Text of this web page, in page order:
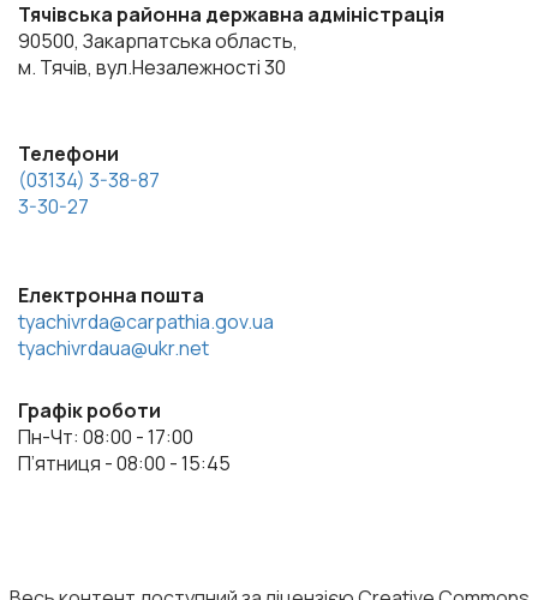
Тячівська районна державна адміністрація
90500, Закарпатська область,
м. Тячів, вул.Незалежності 30
Телефони
(03134) 3-38-87
3-30-27
Електронна пошта
tyachivrda@carpathia.gov.ua
tyachivrdaua@ukr.net
Графік роботи
Пн-Чт: 08:00 - 17:00
П’ятниця - 08:00 - 15:45